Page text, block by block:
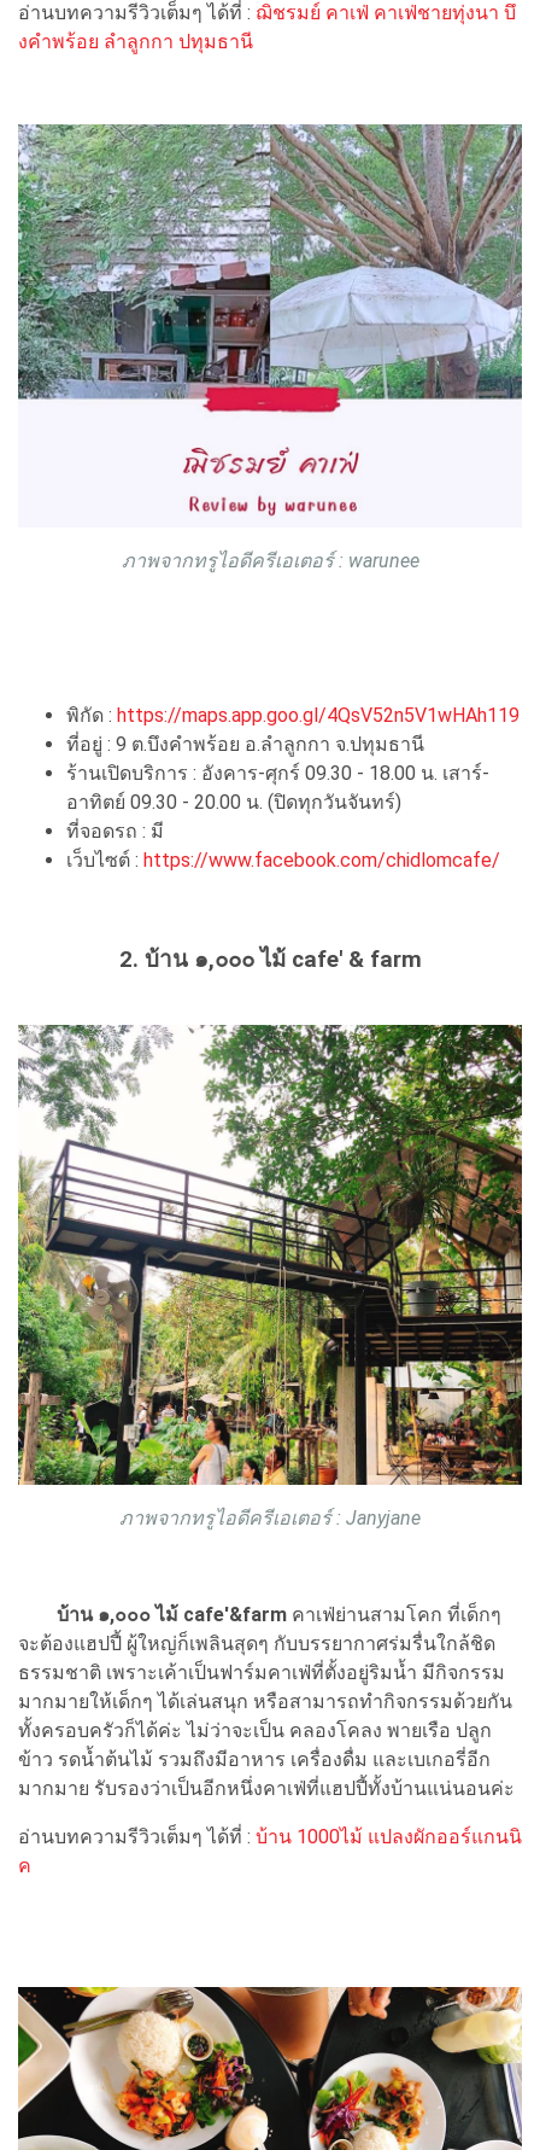
อ่านบทความรีวิวเต็มๆ ได้ที่ : ฌิชรมย์ คาเฟ่ คาเฟ่ชายทุ่งนา บึ
งคำพร้อย ลำลูกกา ปทุมธานี
ภาพจากทรูไอดีครีเอเตอร์ : warunee
พิกัด : https://maps.app.goo.gl/4QsV52n5V1wHAh119
ที่อยู่ : 9 ต.บึงคำพร้อย อ.ลำลูกกา จ.ปทุมธานี
ร้านเปิดบริการ : อังคาร-ศุกร์ 09.30 - 18.00 น. เสาร์-
อาทิตย์ 09.30 - 20.00 น. (ปิดทุกวันจันทร์)
ที่จอดรถ : มี
เว็บไซต์ : https://www.facebook.com/chidlomcafe/
2. บ้าน ๑,๐๐๐ ไม้ cafe' & farm
ภาพจากทรูไอดีครีเอเตอร์ : Janyjane
บ้าน ๑,๐๐๐ ไม้ cafe'&farm คาเฟ่ย่านสามโคก ที่เด็กๆ
จะต้องแฮปปี้ ผู้ใหญ่ก็เพลินสุดๆ กับบรรยากาศร่มรื่นใกล้ชิด
ธรรมชาติ เพราะเค้าเป็นฟาร์มคาเฟ่ที่ตั้งอยู่ริมน้ำ มีกิจกรรม
มากมายให้เด็กๆ ได้เล่นสนุก หรือสามารถทำกิจกรรมด้วยกัน
ทั้งครอบครัวก็ได้ค่ะ ไม่ว่าจะเป็น คลองโคลง พายเรือ ปลูก
ข้าว รดน้ำต้นไม้ รวมถึงมีอาหาร เครื่องดื่ม และเบเกอรี่อีก
มากมาย รับรองว่าเป็นอีกหนึ่งคาเฟ่ที่แฮปปี้ทั้งบ้านแน่นอนค่ะ
อ่านบทความรีวิวเต็มๆ ได้ที่ : บ้าน 1000ไม้ แปลงผักออร์แกนนิ
ค